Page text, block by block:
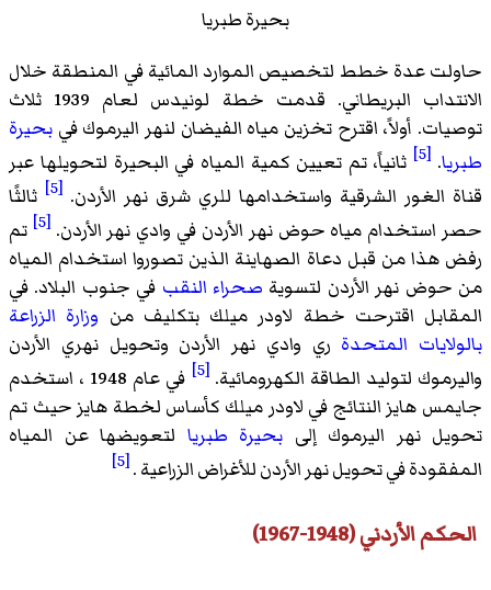
بحيرة طبريا
حاولت عدة خطط لتخصيص الموارد المائية في المنطقة خلال
الانتداب البريطاني. قدمت خطة لونيدس لعام 1939 ثلاث
توصيات. أولاً، اقترح تخزين مياه الفيضان لنهر اليرموك في بحيرة
طبريا.
[5]
ثانياً، تم تعيين كمية المياه في البحيرة لتحويلها عبر
قناة الغور الشرقية واستخدامها للري شرق نهر الأردن. [5]
ثالثًا
حصر استخدام مياه حوض نهر الأردن في وادي نهر الأردن.[5]
تم
رفض هذا من قبل دعاة الصهاينة الذين تصوروا استخدام المياه
من حوض نهر الأردن لتسوية صحراء النقب في جنوب البلاد. في
المقابل اقترحت خطة لاودر ميلك بتكليف من وزارة الزراعة
بالولايات المتحدة ري وادي نهر الأردن وتحويل نهري الأردن
واليرموك لتوليد الطاقة الكهرومائية.[5]
في عام 1948 ، استخدم
جايمس هايز النتائج في لاودر ميلك كأساس لخطة هايز حيث تم
تحويل نهر اليرموك إلى بحيرة طبريا لتعويضها عن المياه
المفقودة في تحويل نهر الأردن للأغراض الزراعية .[5]
الحكم الأردني (1948-1967)